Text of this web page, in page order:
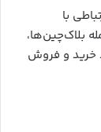
با
بلاک‌چین‌ها،
خرید و فروش